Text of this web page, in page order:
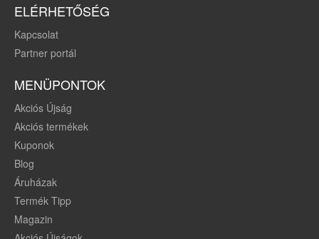
ELÉRHETŐSÉG
Kapcsolat
Partner portál
MENÜPONTOK
Akciós Újság
Akciós termékek
Kuponok
Blog
Áruházak
Termék Tipp
Magazin